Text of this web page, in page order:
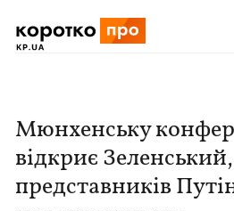
Мюнхенську
відкриє
представників